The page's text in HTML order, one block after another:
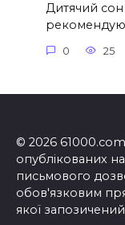
Дитячий
0 25
© 2026
опублікованих на
письмового
обов'язковим
якої